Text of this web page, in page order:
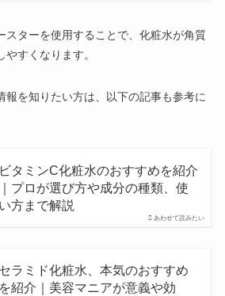
スターを使用することで、化粧水が角質
すくなります。
報を知りたい方は、以下の記事も参考に
あわせて読みたい
ビタミンC化粧水のおすすめを紹介
｜プロが選び方や成分の種類、使
い方まで解説
セラミド化粧水、本気のおすすめ
を紹介｜美容マニアが意義や効